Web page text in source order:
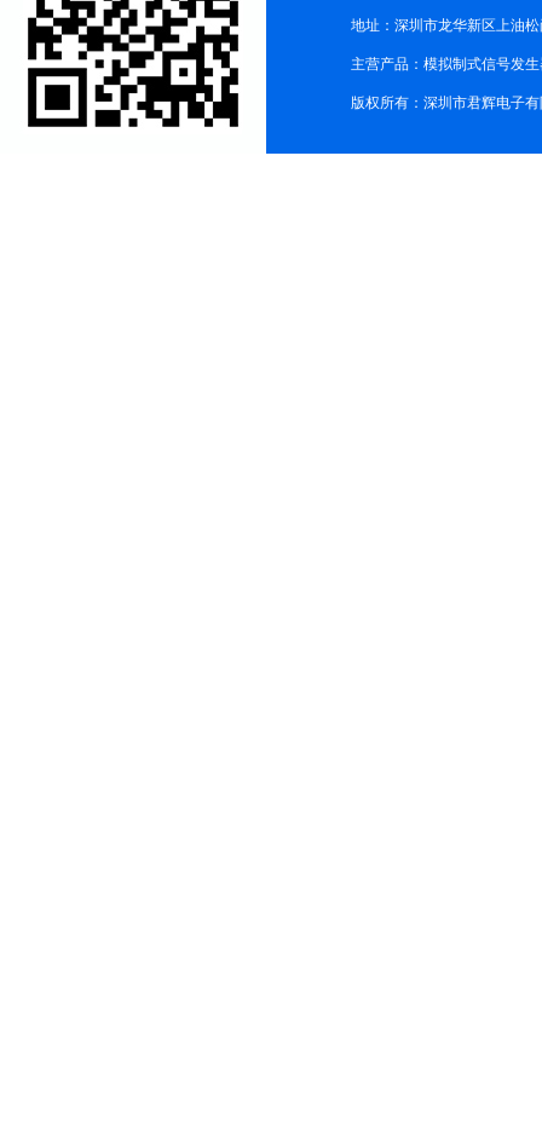
地址：深圳市龙华新区上油松
主营产品：模拟制式信号发
版权所有：深圳市君辉电子